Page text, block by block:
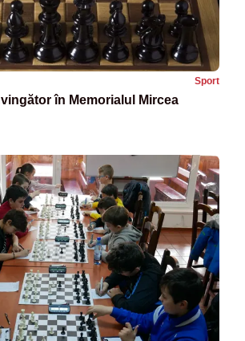
Sport
în Memorialul Mircea